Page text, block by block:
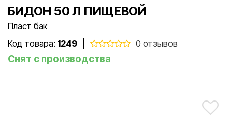
БИДОН 50 Л ПИЩЕВОЙ
Пласт бак
Код товара: 1249 0 отзывов
Снят с производства